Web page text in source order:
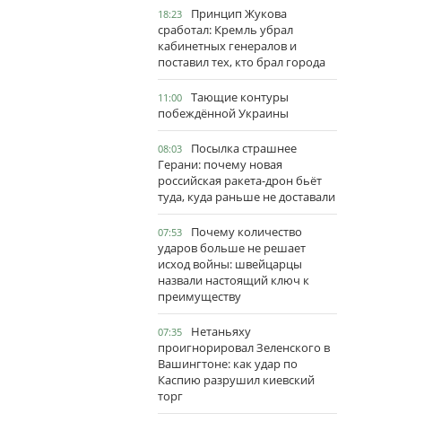
18:23
Принцип Жукова
сработал: Кремль убрал
кабинетных генералов и
поставил тех, кто брал города
11:00
Тающие контуры
побеждённой Украины
08:03
Посылка страшнее
Герани: почему новая
российская ракета-дрон бьёт
туда, куда раньше не доставали
07:53
Почему количество
ударов больше не решает
исход войны: швейцарцы
назвали настоящий ключ к
преимуществу
07:35
Нетаньяху
проигнорировал Зеленского в
Вашингтоне: как удар по
Каспию разрушил киевский
торг